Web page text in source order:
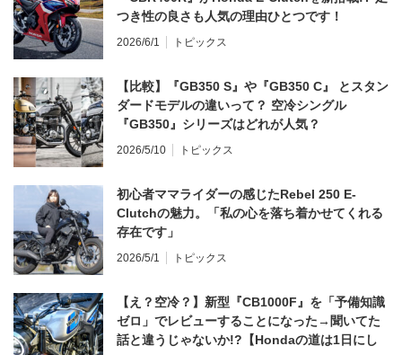
つき性の良さも人気の理由ひとつです！
2026/6/1 トピックス
【比較】『GB350 S』や『GB350 C』 とスタン
ダードモデルの違いって？ 空冷シングル
『GB350』シリーズはどれが人気？
2026/5/10 トピックス
初心者ママライダーの感じたRebel 250 E-
Clutchの魅力。「私の心を落ち着かせてくれる
存在です」
2026/5/1 トピックス
【え？空冷？】新型『CB1000F』を「予備知識
ゼロ」でレビューすることになった→聞いてた
話と違うじゃないか!?【Hondaの道は1日にし